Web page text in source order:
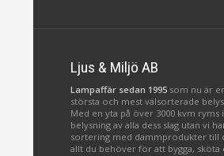
Ljus & Miljö AB
Lampaffär sedan 1995 som nu är
största och mest välsorterade
Med en yta på över 3000 kvm ryms
belysning av alla dess slag utan vi
sortering med dammprodukter till
allt du behöver för att bygga, sköta